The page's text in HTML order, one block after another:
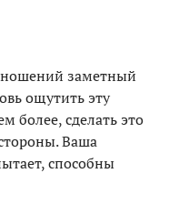
заметный
ощутить эту
более, сделать это
Ваша
способны